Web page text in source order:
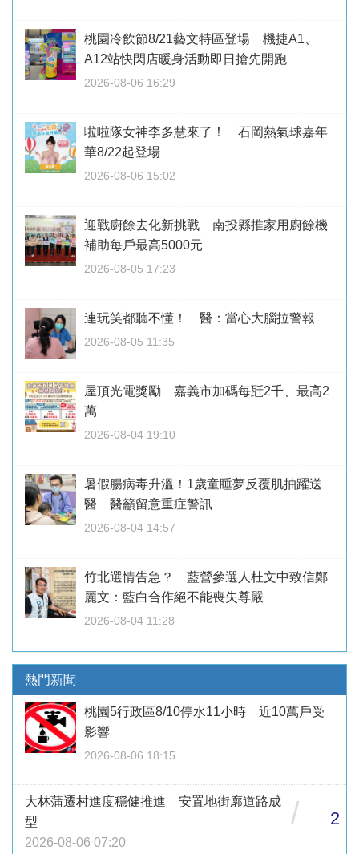
桃園冷飲節8/21藝文特區登場 機捷A1、
A12站快閃店暖身活動即日搶先開跑
2026-08-06 16:29
啦啦隊女神李多慧來了！ 石岡熱氣球嘉年
華8/22起登場
2026-08-06 15:02
迎戰廚餘去化新挑戰 南投縣推家用廚餘機
補助每戶最高5000元
2026-08-05 17:23
連玩笑都聽不懂！ 醫：當心大腦拉警報
2026-08-05 11:35
屋頂光電獎勵 嘉義市加碼每瓩2千、最高2
萬
2026-08-04 19:10
暑假腸病毒升溫！1歲童睡夢反覆肌抽躍送
醫 醫籲留意重症警訊
2026-08-04 14:57
竹北選情告急？ 藍營參選人杜文中致信鄭
麗文：藍白合作絕不能喪失尊嚴
2026-08-04 11:28
熱門新聞
桃園5行政區8/10停水11小時 近10萬戶受
影響
2026-08-06 18:15
大林蒲遷村進度穩健推進 安置地街廓道路成
型
2026-08-06 07:20
/ 2